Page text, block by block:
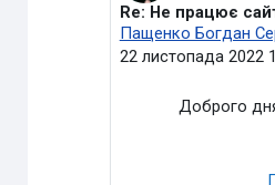
У відповідь на
Re: Не працює
Пащенко Богдан
22 листопада 2022
Доброго